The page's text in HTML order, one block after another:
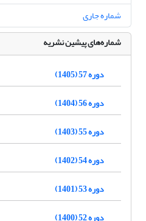
شماره جاری
شماره‌های پیشین نشریه
دوره 57 (1405)
دوره 56 (1404)
دوره 55 (1403)
دوره 54 (1402)
دوره 53 (1401)
دوره 52 (1400)